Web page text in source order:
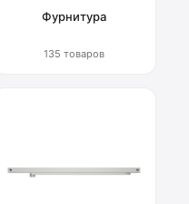
Фурнитура
135 товаров